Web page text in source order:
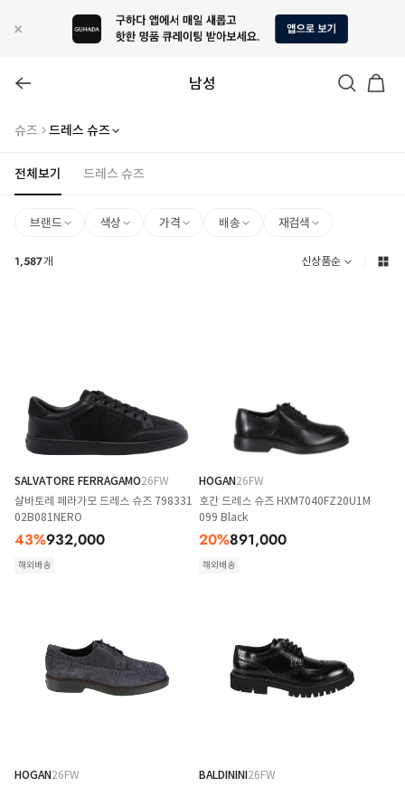
남성
슈즈 드레스 슈즈
전체보기 드레스 슈즈
브랜드 색상 가격 배송 재검색
1,587개 신상품순
SALVATORE FERRAGAMO26FW
살바토레 페라가모 드레스 슈즈 798331
02B081NERO
43%932,000
해외배송
HOGAN26FW
호간 드레스 슈즈 HXM7040FZ20U1M
099 Black
20%891,000
해외배송
HOGAN26FW
BALDININI26FW